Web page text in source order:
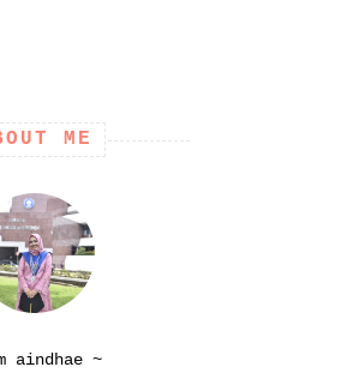
ME
aindhae ~